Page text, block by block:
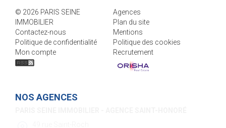
Agences au Coeur de Paris !! et 3 Agences dans le 6ème
arrondissement : Agence Cherche-Midi - 59 rue du Cherche-Midi -
PARIS 6 Agence Sèvres/Vaneau - 85 rue de Sèvres - PARIS 6
Agence Rennes/Saint-Germain - 83 rue de Rennes - PARIS 6
(ACHAT - VENTE - LOCATION - GESTION - SUCCESSION -
ÉVALUATION OFFERTE SOUS 24 H).
© 2026 PARIS SEINE
IMMOBILIER
Agences
Plan du site
Contactez-nous
Mentions
Politique de confidentialité
Politique des cookies
Mon compte
Recrutement
NOS AGENCES